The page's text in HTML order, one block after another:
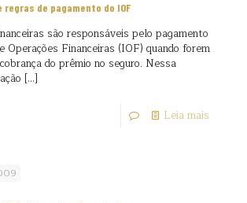
de pagamento do IOF
são responsáveis pelo pagamento
Operações Financeiras (IOF) quando forem
do prêmio no seguro. Nessa
[…]
Leia mais